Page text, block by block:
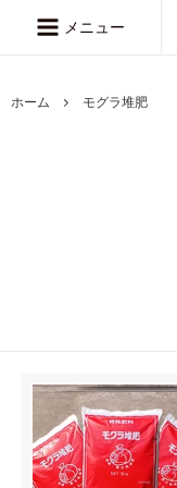
メニュー
ホーム モグラ堆肥